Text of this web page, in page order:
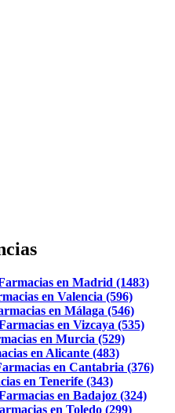
en Madrid (1483)
en Valencia (596)
en Málaga (546)
en Vizcaya (535)
en Murcia (529)
en Alicante (483)
en Cantabria (376)
en Tenerife (343)
en Badajoz (324)
en Toledo (299)